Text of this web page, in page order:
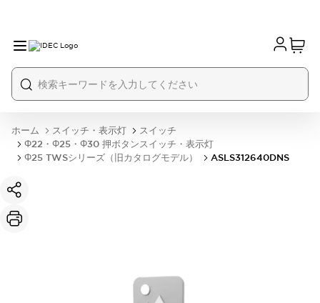
ホーム スイッチ・表示灯
スイッチ
Φ22・Φ25・Φ30 押ボタンスイッチ・表示灯
Φ25 TWSシリーズ（旧カタログモデル）
ASLS312640DNS